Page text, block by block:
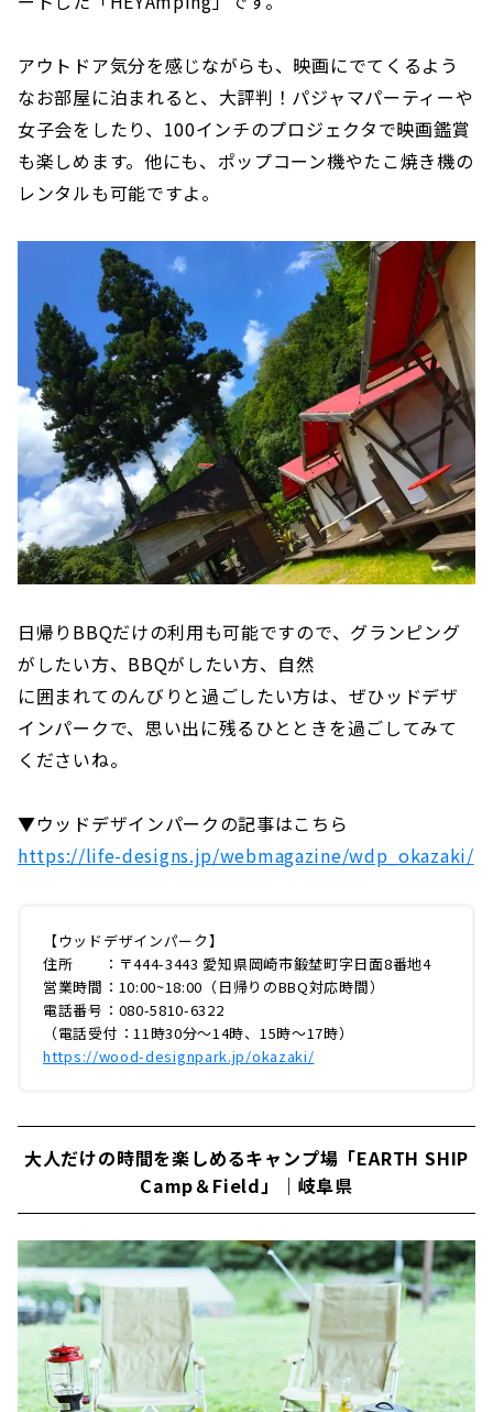
アウトドア気分を感じながらも、映画にでてくるよう
なお部屋に泊まれると、大評判！パジャマパーティーや
女子会をしたり、100インチのプロジェクタで映画鑑賞
も楽しめます。他にも、ポップコーン機やたこ焼き機の
レンタルも可能ですよ。
日帰りBBQだけの利用も可能ですので、グランピング
がしたい方、BBQがしたい方、自然
に囲まれてのんびりと過ごしたい方は、ぜひッドデザ
インパークで、思い出に残るひとときを過ごしてみて
くださいね。
▼ウッドデザインパークの記事はこちら
https://life-designs.jp/webmagazine/wdp_okazaki/
【ウッドデザインパーク】
住所 ：〒444-3443 愛知県岡崎市鍛埜町字日面8番地4
営業時間：10:00~18:00（日帰りのBBQ対応時間）
電話番号：080-5810-6322
（電話受付：11時30分～14時、15時～17時）
https://wood-designpark.jp/okazaki/
大人だけの時間を楽しめるキャンプ場「EARTH SHIP
Camp＆Field」｜岐阜県